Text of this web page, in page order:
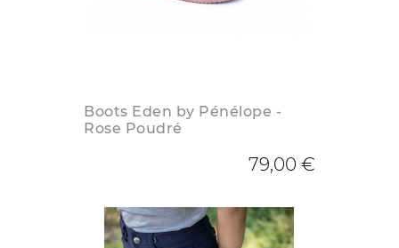
Boots Eden by Pénélope -
Rose Poudré
79,00 €